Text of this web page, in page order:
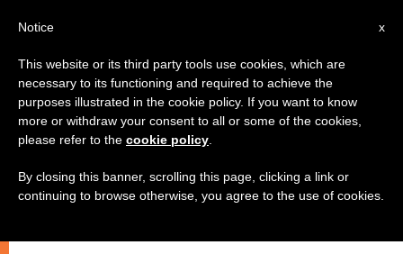
x
Notice
This website or its third party tools use cookies, which are
necessary to its functioning and required to achieve the
purposes illustrated in the cookie policy. If you want to know
more or withdraw your consent to all or some of the cookies,
please refer to the cookie policy
By closing this banner, scrolling this page, clicking a link or
continuing to browse otherwise, you agree to the use of cookies.